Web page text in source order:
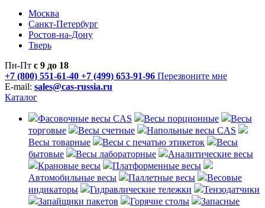
Москва
Санкт-Петербург
Ростов-на-Дону
Тверь
Пн-Пт с 9 до 18
+7 (800) 551-61-40 +7 (499) 653-91-96 Перезвоните мне
E-mail: sales@cas-russia.ru
Каталог
Фасовочные весы CAS Весы порционные
Весы
торговые
Весы счетные
Напольные весы CAS
Весы товарные
Весы с печатью этикеток
Весы
бытовые
Весы лабораторные
Аналитические весы
Крановые весы
Платформенные весы
Автомобильные весы
Паллетные весы
Весовые
индикаторы
Гидравлические тележки
Тензодатчики
Запайщики пакетов
Горячие столы
Запасные